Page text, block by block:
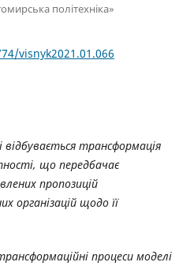
політехніка»
visnyk2021.01.066
трансформація
що передбачає
пропозицій
організацій щодо її
процеси моделі